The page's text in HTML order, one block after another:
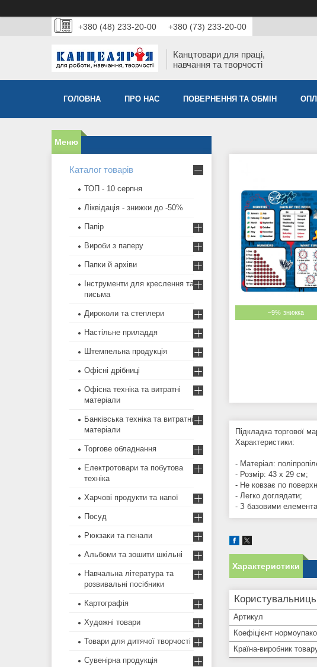
+380 (48) 233-20-00 +380 (73) 233-20-00
Канцтовари для працi,
навчання та творчостi
ГОЛОВНА ПРО НАС ПОВЕРНЕННЯ ТА ОБМIН
–9%
Підкладка торгової
Характеристики:
- Матеріал:
- Розмір: 43 х 29 см;
- Не ковзає по
- Легко доглядати;
- З базовими
Характеристики
Артикул
Коефіцієнт
Країна-виробник
Каталог товарів
ТОП - 10 серпня
Ліквідація - знижки до -50%
Папір
Вироби з паперу
Папки й архіви
Інструменти для креслення та
письма
Дироколи та степлери
Настільне приладдя
Штемпельна продукція
Офісні дрібниці
Офісна техніка та витратні
матеріали
Банківська техніка та витратні
матеріали
Торгове обладнання
Електротовари та побутова
техніка
Харчові продукти та напої
Посуд
Рюкзаки та пенали
Альбоми та зошити шкільні
Навчальна література та
розвивальні посібники
Картографія
Художні товари
Товари для дитячої творчості
Сувенірна продукція